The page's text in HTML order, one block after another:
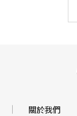
關於我們